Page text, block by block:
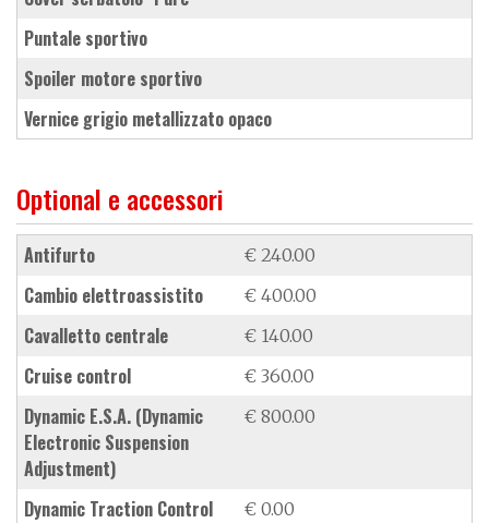
puntale sportivo
spoiler motore sportivo
vernice grigio metallizzato opaco
Optional e accessori
antifurto € 240.00
cambio elettroassistito € 400.00
cavalletto centrale € 140.00
cruise control € 360.00
dynamic E.S.A. (Dynamic
Electronic Suspension
Adjustment)
€ 800.00
Dynamic Traction Control € 0.00